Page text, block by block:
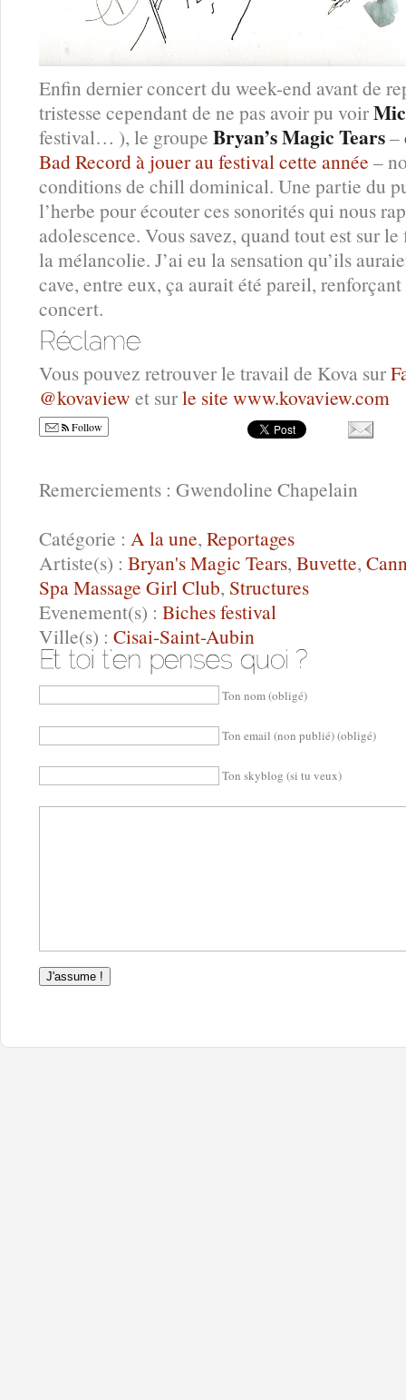
Enfin dernier concert du week-end avant de
tristesse cependant de ne pas avoir pu voir
festival… ), le groupe Bryan’s Magic Tears–
Bad Record à jouer au festival cette année –
conditions de chill dominical. Une partie du
l’herbe pour écouter ces sonorités qui nous
adolescence. Vous savez, quand tout est sur
la mélancolie. J’ai eu la sensation qu’ils
cave, entre eux, ça aurait été pareil,
concert.
Vous pouvez retrouver le travail de Kova sur
@kovaview et surle site www.kovaview.com
Follow
Remerciements : Gwendoline Chapelain
Catégorie : A la une, Reportages
Artiste(s) : Bryan's Magic Tears, Buvette,
Spa Massage Girl Club, Structures
Evenement(s) : Biches festival
Ville(s) : Cisai-Saint-Aubin
Ton nom (obligé)
Ton email (non publié) (obligé)
Ton skyblog (si tu veux)